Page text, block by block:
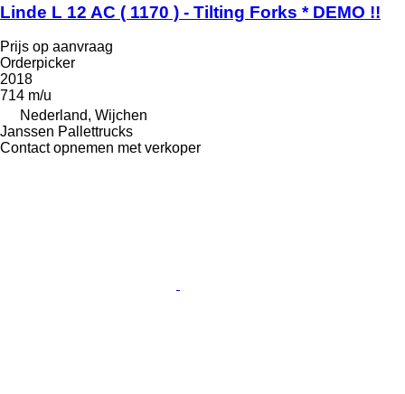
Linde L 12 AC ( 1170 ) - Tilting Forks * DEMO !!
Prijs op aanvraag
Orderpicker
2018
714 m/u
Nederland, Wijchen
Janssen Pallettrucks
Contact opnemen met verkoper